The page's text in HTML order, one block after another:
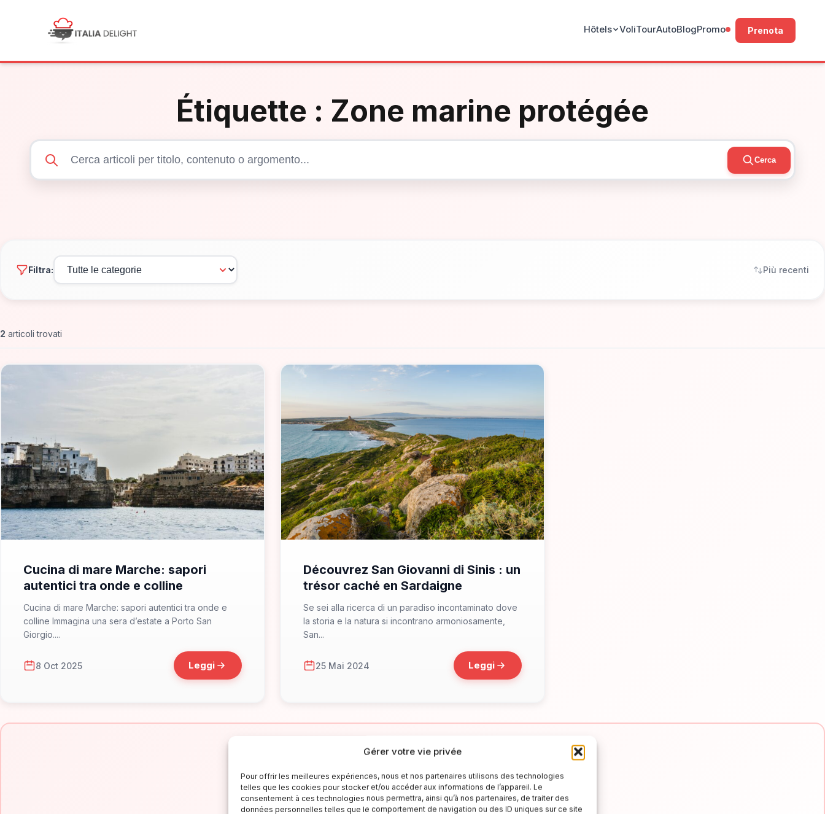
Gérer votre vie privée
Pour offrir les meilleures expériences, nous et nos partenaires utilisons des technologies
telles que les cookies pour stocker et/ou accéder aux informations de l’appareil. Le
consentement à ces technologies nous permettra, ainsi qu’à nos partenaires, de traiter des
données personnelles telles que le comportement de navigation ou des ID uniques sur ce site
Hôtels VoliTourAutoBlogPromo Prenota
Étiquette : Zone marine protégée
Cerca
Filtra: Più recenti
2 articoli trovati
Cucina di mare Marche: sapori
autentici tra onde e colline
Cucina di mare Marche: sapori autentici tra onde e
colline Immagina una sera d’estate a Porto San
Giorgio....
8 Oct 2025 Leggi
Découvrez San Giovanni di Sinis : un
trésor caché en Sardaigne
Se sei alla ricerca di un paradiso incontaminato dove
la storia e la natura si incontrano armoniosamente,
San...
25 Mai 2024 Leggi
✉
Resta aggiornato sull'Italia